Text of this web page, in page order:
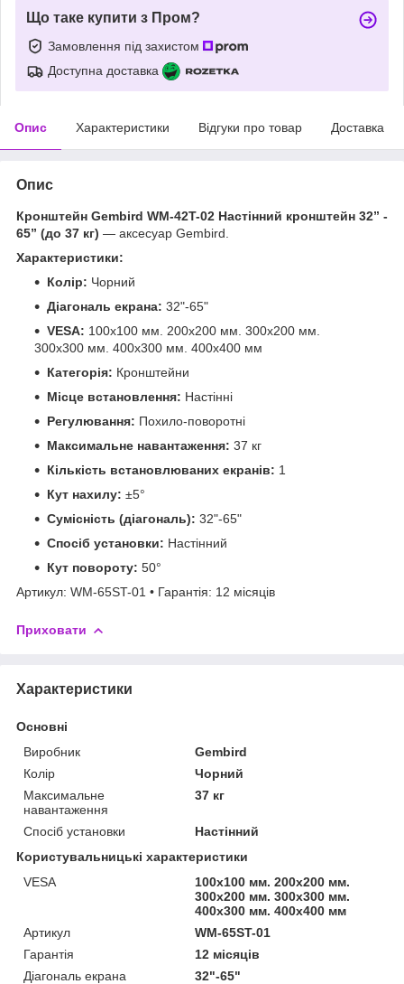
Що таке купити з Пром?
Замовлення під захистом
Доступна доставка
Опис Характеристики Відгуки про товар Доставка
Опис
Кронштейн Gembird WM-42T-02 Настінний кронштейн 32” -
65” (до 37 кг) — аксесуар Gembird.
Характеристики:
Колір: Чорний
Діагональ екрана: 32"-65"
VESA: 100x100 мм. 200x200 мм. 300x200 мм.
300x300 мм. 400x300 мм. 400x400 мм
Категорія: Кронштейни
Місце встановлення: Настінні
Регулювання: Похило-поворотні
Максимальне навантаження: 37 кг
Кількість встановлюваних екранів: 1
Кут нахилу: ±5°
Сумісність (діагональ): 32"-65"
Спосіб установки: Настінний
Кут повороту: 50°
Артикул: WM-65ST-01 • Гарантія: 12 місяців
Приховати
Характеристики
Основні
Виробник
Gembird
Колір
Чорний
Максимальне
навантаження
37 кг
Спосіб установки
Настінний
Користувальницькі характеристики
VESA
100x100 мм. 200x200 мм.
300x200 мм. 300x300 мм.
400x300 мм. 400x400 мм
Артикул
WM-65ST-01
Гарантія
12 місяців
Діагональ екрана
32"-65"